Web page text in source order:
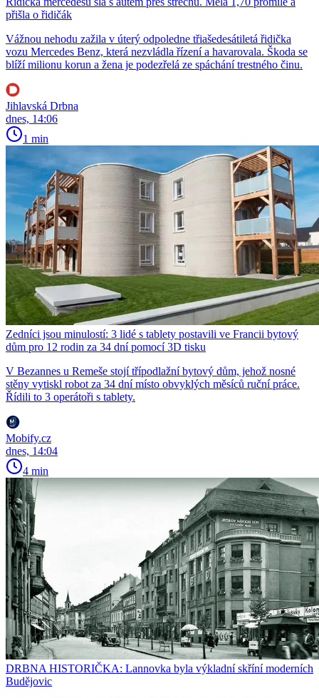
přišla o řidičák
Vážnou nehodu zažila v úterý odpoledne třiašedesátiletá řidička
vozu Mercedes Benz, která nezvládla řízení a havarovala. Škoda se
blíží milionu korun a žena je podezřelá ze spáchání trestného činu.
Jihlavská Drbna
dnes, 14:06
1 min
Zedníci jsou minulostí: 3 lidé s tablety postavili ve Francii bytový
dům pro 12 rodin za 34 dní pomocí 3D tisku
V Bezannes u Remeše stojí třípodlažní bytový dům, jehož nosné
stěny vytiskl robot za 34 dní místo obvyklých měsíců ruční práce.
Řídili to 3 operátoři s tablety.
Mobify.cz
dnes, 14:04
4 min
DRBNA HISTORIČKA: Lannovka byla výkladní skříní moderních
Budějovic